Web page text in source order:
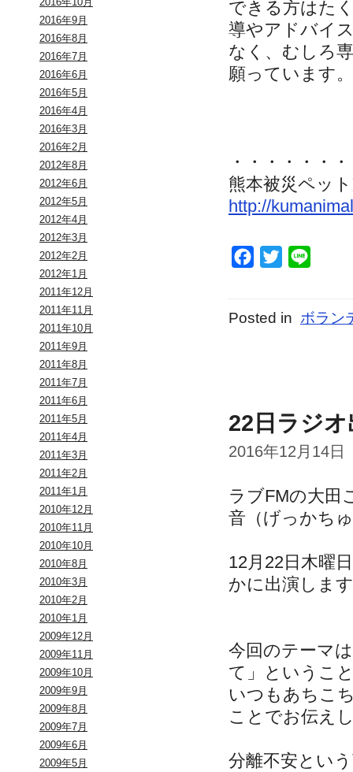
2016年9月
2016年8月
2016年7月
2016年6月
2016年5月
2016年4月
2016年3月
2016年2月
2012年8月
2012年6月
2012年5月
2012年4月
2012年3月
2012年2月
2012年1月
2011年12月
2011年11月
2011年10月
2011年9月
2011年8月
2011年7月
2011年6月
2011年5月
2011年4月
2011年3月
2011年2月
2011年1月
2010年12月
2010年11月
2010年10月
2010年8月
2010年3月
2010年2月
2010年1月
2009年12月
2009年11月
2009年10月
2009年9月
2009年8月
2009年7月
2009年6月
2009年5月
できる方はた
導やアドバイ
なく、むしろ
願っています。
・・・・・・
熊本被災ペッ
http://
Facebook
Twitter
Posted in ボラン
22日ラジ
2016年12月14日
ラブFMの大田
音（げっかち
12月22日木曜
かに出演しま
今回のテーマ
て」というこ
いつもあちこ
ことでお伝え
分離不安とい